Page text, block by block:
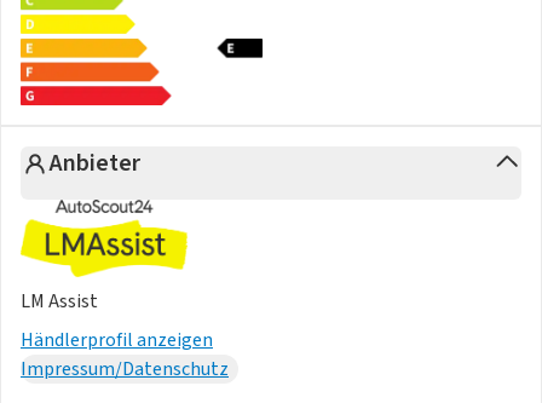
geteilt umklappbar, Neigung
einstellbar; mit Durchlademöglichkeit
Mittelarmlehne vorn
Ambientebeleuchtung 30-farbig, in der Instrumententafel
Dekoreinlagen vorn durchleuchtet
Pedale in Edelstahl gebürstet
Mittelkonsole gepolstert
Einstiegsleisten vorn in Aluminium
Sport-Komfortsitze vorn
Lendenwirbelstützen vorn pneumatisch einstellbar
Dekor-Set "R-Line", durchleuchtet
Spiegeleinstell- und Fensterheberschalter mit
Anbieter
LM Assist
Händlerprofil anzeigen
Impressum/Datenschutz